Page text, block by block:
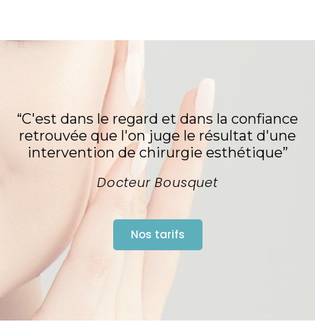
“C'est dans le regard et dans la confiance
retrouvée que l'on juge le résultat d'une
intervention de chirurgie esthétique”
Docteur Bousquet
Nos tarifs